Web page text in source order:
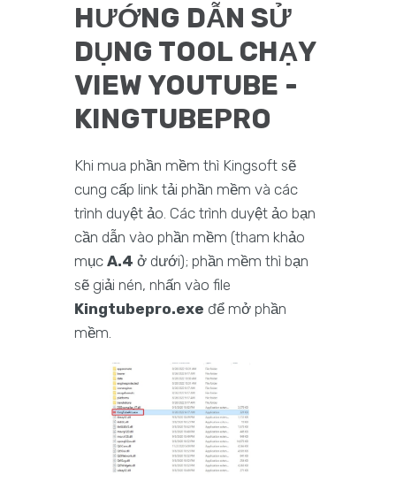
HƯỚNG DẪN SỬ
DỤNG TOOL CHẠY
VIEW YOUTUBE -
KINGTUBEPRO
Khi mua phần mềm thì Kingsoft sẽ
cung cấp link tải phần mềm và các
trình duyệt ảo. Các trình duyệt ảo bạn
cần dẫn vào phần mềm (tham khảo
mục A.4 ở dưới); phần mềm thì bạn
sẽ giải nén, nhấn vào file
Kingtubepro.exe để mở phần
mềm.